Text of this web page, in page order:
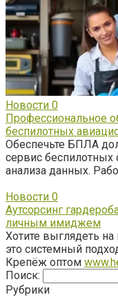
Новости 0
Профессиональное
беспилотных
Обеспечьте БПЛА
сервис беспилотных
анализа данных.
Новости 0
Аутсорсинг
личным имиджем
Хотите выглядеть
это системный
Крепёж оптом
Поиск:
Рубрики